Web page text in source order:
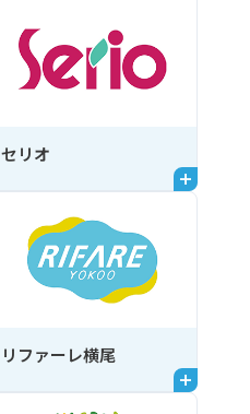
セリオ
リファーレ横尾